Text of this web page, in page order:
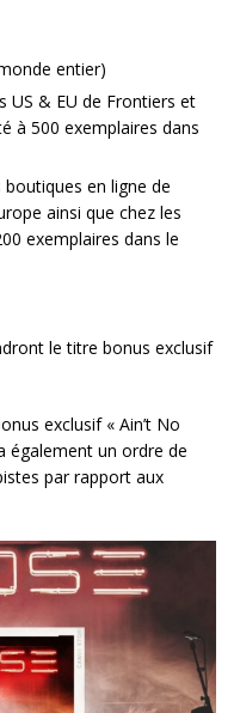
entier)
US & EU de Frontiers et
à 500 exemplaires dans
en ligne de
ainsi que chez les
exemplaires dans le
le titre bonus exclusif
exclusif « Ain’t No
également un ordre de
par rapport aux